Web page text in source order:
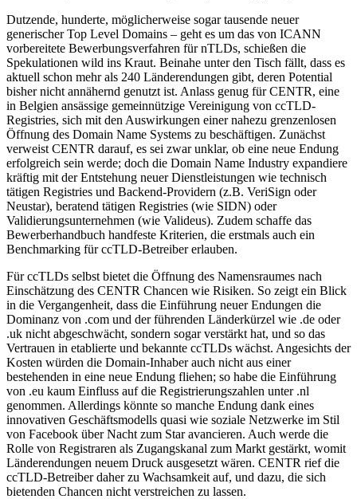
Dutzende, hunderte, möglicherweise sogar tausende neuer
generischer Top Level Domains – geht es um das von ICANN
vorbereitete Bewerbungsverfahren für nTLDs, schießen die
Spekulationen wild ins Kraut. Beinahe unter den Tisch fällt, dass es
aktuell schon mehr als 240 Länderendungen gibt, deren Potential
bisher nicht annähernd genutzt ist. Anlass genug für CENTR, eine
in Belgien ansässige gemeinnützige Vereinigung von ccTLD-
Registries, sich mit den Auswirkungen einer nahezu grenzenlosen
Öffnung des Domain Name Systems zu beschäftigen. Zunächst
verweist CENTR darauf, es sei zwar unklar, ob eine neue Endung
erfolgreich sein werde; doch die Domain Name Industry expandiere
kräftig mit der Entstehung neuer Dienstleistungen wie technisch
tätigen Registries und Backend-Providern (z.B. VeriSign oder
Neustar), beratend tätigen Registries (wie SIDN) oder
Validierungsunternehmen (wie Valideus). Zudem schaffe das
Bewerberhandbuch handfeste Kriterien, die erstmals auch ein
Benchmarking für ccTLD-Betreiber erlauben.
Für ccTLDs selbst bietet die Öffnung des Namensraumes nach
Einschätzung des CENTR Chancen wie Risiken. So zeigt ein Blick
in die Vergangenheit, dass die Einführung neuer Endungen die
Dominanz von .com und der führenden Länderkürzel wie .de oder
.uk nicht abgeschwächt, sondern sogar verstärkt hat, und so das
Vertrauen in etablierte und bekannte ccTLDs wächst. Angesichts der
Kosten würden die Domain-Inhaber auch nicht aus einer
bestehenden in eine neue Endung fliehen; so habe die Einführung
von .eu kaum Einfluss auf die Registrierungszahlen unter .nl
genommen. Allerdings könnte so manche Endung dank eines
innovativen Geschäftsmodells quasi wie soziale Netzwerke im Stil
von Facebook über Nacht zum Star avancieren. Auch werde die
Rolle von Registraren als Zugangskanal zum Markt gestärkt, womit
Länderendungen neuem Druck ausgesetzt wären. CENTR rief die
ccTLD-Betreiber daher zu Wachsamkeit auf, und dazu, die sich
bietenden Chancen nicht verstreichen zu lassen.